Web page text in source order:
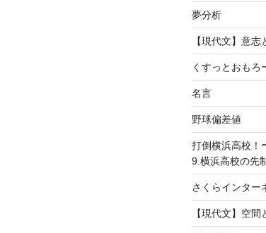
夢分析
【現代文】意志
くすっとおもろ
名言
野球偏差値
打倒横浜高校！
9.横浜高校の先
さくらインター
【現代文】空間